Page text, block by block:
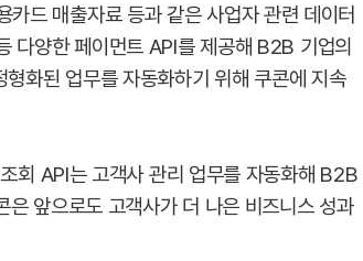
드 매출자료 등과 같은 사업자 관련 데이터
양한 페이먼트 API를 제공해 B2B 기업의
화된 업무를 자동화하기 위해 쿠콘에 지속
회 API는 고객사 관리 업무를 자동화해 B2B
앞으로도 고객사가 더 나은 비즈니스 성과